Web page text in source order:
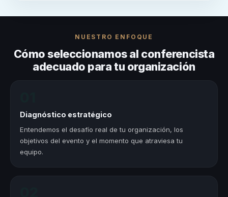
NUESTRO ENFOQUE
Cómo seleccionamos al conferencista
adecuado para tu organización
Diagnóstico estratégico
Entendemos el desafío real de tu organización, los
objetivos del evento y el momento que atraviesa tu
equipo.